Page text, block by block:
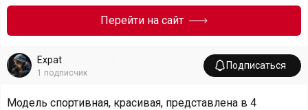
Перейти на сайт
Expat
1 подписчик
Подписаться
Модель спортивная, красивая, представлена в 4